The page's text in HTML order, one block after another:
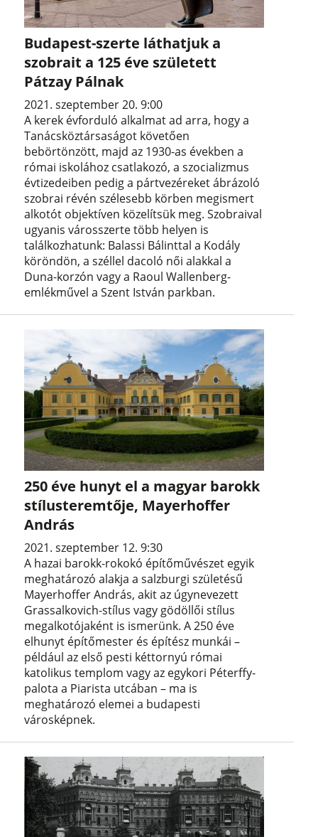
Budapest-szerte láthatjuk a
szobrait a 125 éve született
Pátzay Pálnak
2021. szeptember 20. 9:00
A kerek évforduló alkalmat ad arra, hogy a
Tanácsköztársaságot követően
bebörtönzött, majd az 1930-as években a
római iskolához csatlakozó, a szocializmus
évtizedeiben pedig a pártvezéreket ábrázoló
szobrai révén szélesebb körben megismert
alkotót objektíven közelítsük meg. Szobraival
ugyanis városszerte több helyen is
találkozhatunk: Balassi Bálinttal a Kodály
köröndön, a széllel dacoló női alakkal a
Duna-korzón vagy a Raoul Wallenberg-
emlékművel a Szent István parkban.
250 éve hunyt el a magyar barokk
stílusteremtője, Mayerhoffer
András
2021. szeptember 12. 9:30
A hazai barokk-rokokó építőművészet egyik
meghatározó alakja a salzburgi születésű
Mayerhoffer András, akit az úgynevezett
Grassalkovich-stílus vagy gödöllői stílus
megalkotójaként is ismerünk. A 250 éve
elhunyt építőmester és építész munkái –
például az első pesti kéttornyú római
katolikus templom vagy az egykori Péterffy-
palota a Piarista utcában – ma is
meghatározó elemei a budapesti
városképnek.